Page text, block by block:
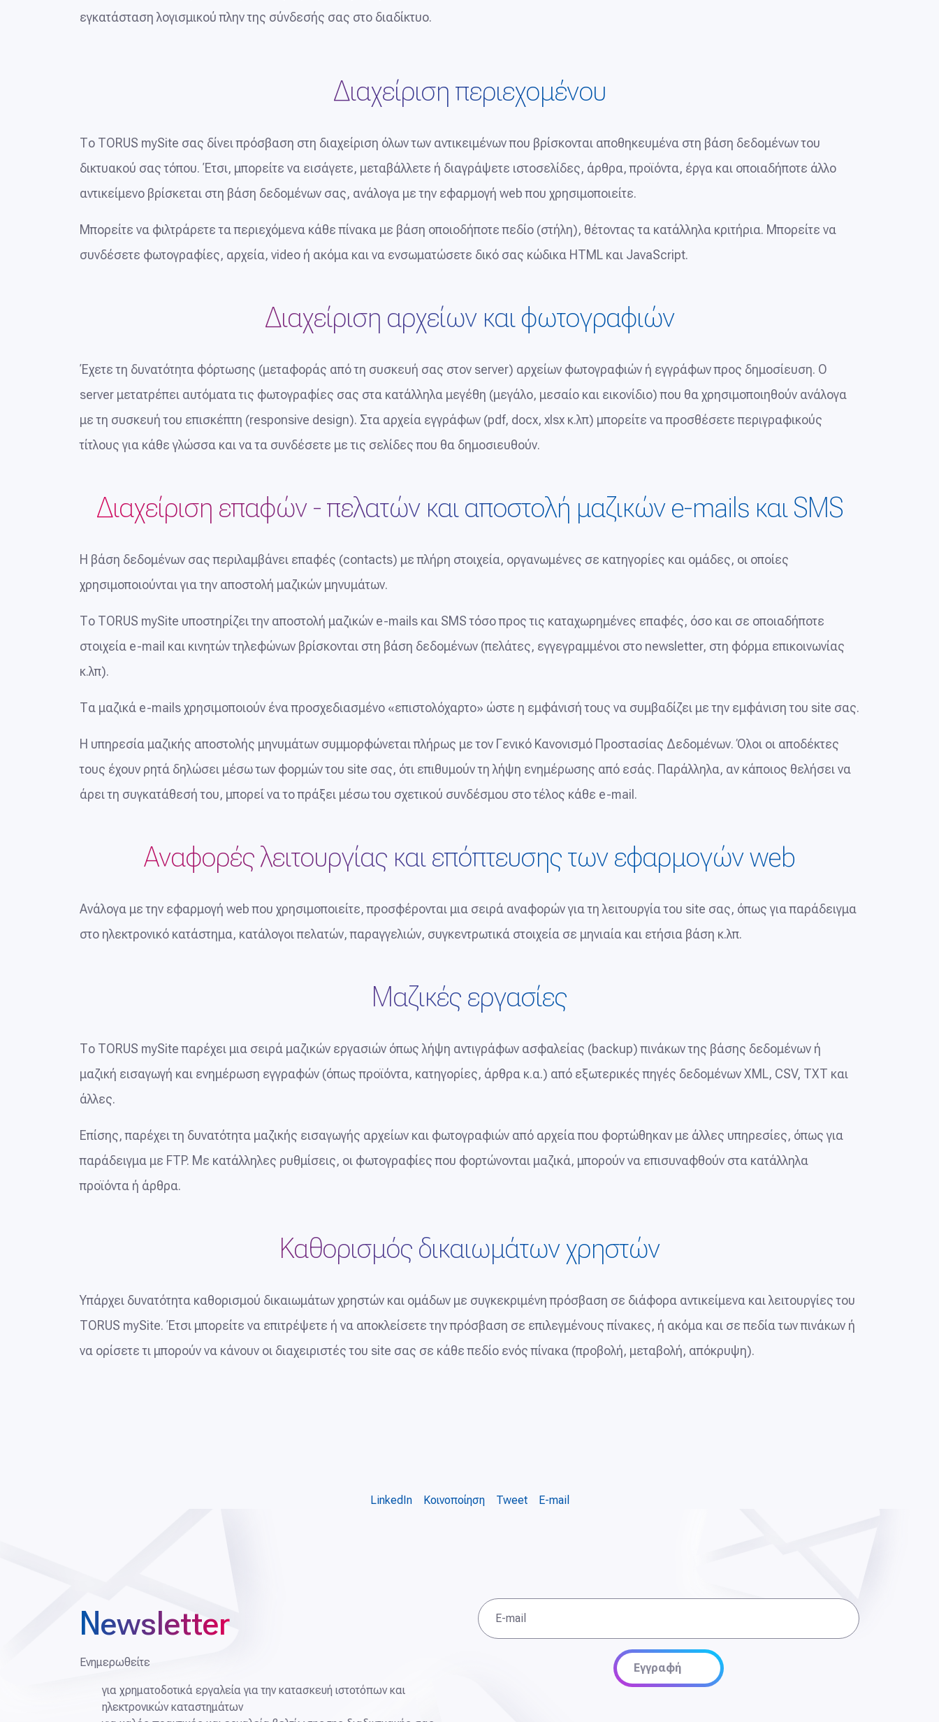
εγκατάσταση λογισμικού πλην της σύνδεσής σας στο διαδίκτυο.
Διαχείριση περιεχομένου
Το TORUS mySite σας δίνει πρόσβαση στη διαχείριση όλων των αντικειμένων που βρίσκονται αποθηκευμένα στη βάση δεδομένων του
δικτυακού σας τόπου. Έτσι, μπορείτε να εισάγετε, μεταβάλλετε ή διαγράψετε ιστοσελίδες, άρθρα, προϊόντα, έργα και οποιαδήποτε άλλο
αντικείμενο βρίσκεται στη βάση δεδομένων σας, ανάλογα με την εφαρμογή web που χρησιμοποιείτε.
Μπορείτε να φιλτράρετε τα περιεχόμενα κάθε πίνακα με βάση οποιοδήποτε πεδίο (στήλη), θέτοντας τα κατάλληλα κριτήρια. Μπορείτε να
συνδέσετε φωτογραφίες, αρχεία, video ή ακόμα και να ενσωματώσετε δικό σας κώδικα HTML και JavaScript.
Διαχείριση αρχείων και φωτογραφιών
Έχετε τη δυνατότητα φόρτωσης (μεταφοράς από τη συσκευή σας στον server) αρχείων φωτογραφιών ή εγγράφων προς δημοσίευση. Ο
server μετατρέπει αυτόματα τις φωτογραφίες σας στα κατάλληλα μεγέθη (μεγάλο, μεσαίο και εικονίδιο) που θα χρησιμοποιηθούν ανάλογα
με τη συσκευή του επισκέπτη (responsive design). Στα αρχεία εγγράφων (pdf, docx, xlsx κ.λπ) μπορείτε να προσθέσετε περιγραφικούς
τίτλους για κάθε γλώσσα και να τα συνδέσετε με τις σελίδες που θα δημοσιευθούν.
Διαχείριση επαφών - πελατών και αποστολή μαζικών e-mails και SMS
Η βάση δεδομένων σας περιλαμβάνει επαφές (contacts) με πλήρη στοιχεία, οργανωμένες σε κατηγορίες και ομάδες, οι οποίες
χρησιμοποιούνται για την αποστολή μαζικών μηνυμάτων.
Το TORUS mySite υποστηρίζει την αποστολή μαζικών e-mails και SMS τόσο προς τις καταχωρημένες επαφές, όσο και σε οποιαδήποτε
στοιχεία e-mail και κινητών τηλεφώνων βρίσκονται στη βάση δεδομένων (πελάτες, εγγεγραμμένοι στο newsletter, στη φόρμα επικοινωνίας
κ.λπ).
Τα μαζικά e-mails χρησιμοποιούν ένα προσχεδιασμένο «επιστολόχαρτο» ώστε η εμφάνισή τους να συμβαδίζει με την εμφάνιση του site σας.
Η υπηρεσία μαζικής αποστολής μηνυμάτων συμμορφώνεται πλήρως με τον Γενικό Κανονισμό Προστασίας Δεδομένων. Όλοι οι αποδέκτες
τους έχουν ρητά δηλώσει μέσω των φορμών του site σας, ότι επιθυμούν τη λήψη ενημέρωσης από εσάς. Παράλληλα, αν κάποιος θελήσει να
άρει τη συγκατάθεσή του, μπορεί να το πράξει μέσω του σχετικού συνδέσμου στο τέλος κάθε e-mail.
Αναφορές λειτουργίας και επόπτευσης των εφαρμογών web
Ανάλογα με την εφαρμογή web που χρησιμοποιείτε, προσφέρονται μια σειρά αναφορών για τη λειτουργία του site σας, όπως για παράδειγμα
στο ηλεκτρονικό κατάστημα, κατάλογοι πελατών, παραγγελιών, συγκεντρωτικά στοιχεία σε μηνιαία και ετήσια βάση κ.λπ.
Μαζικές εργασίες
Το TORUS mySite παρέχει μια σειρά μαζικών εργασιών όπως λήψη αντιγράφων ασφαλείας (backup) πινάκων της βάσης δεδομένων ή
μαζική εισαγωγή και ενημέρωση εγγραφών (όπως προϊόντα, κατηγορίες, άρθρα κ.α.) από εξωτερικές πηγές δεδομένων XML, CSV, TXT και
άλλες.
Επίσης, παρέχει τη δυνατότητα μαζικής εισαγωγής αρχείων και φωτογραφιών από αρχεία που φορτώθηκαν με άλλες υπηρεσίες, όπως για
παράδειγμα με FTP. Με κατάλληλες ρυθμίσεις, οι φωτογραφίες που φορτώνονται μαζικά, μπορούν να επισυναφθούν στα κατάλληλα
προϊόντα ή άρθρα.
Καθορισμός δικαιωμάτων χρηστών
Υπάρχει δυνατότητα καθορισμού δικαιωμάτων χρηστών και ομάδων με συγκεκριμένη πρόσβαση σε διάφορα αντικείμενα και λειτουργίες του
TORUS mySite. Έτσι μπορείτε να επιτρέψετε ή να αποκλείσετε την πρόσβαση σε επιλεγμένους πίνακες, ή ακόμα και σε πεδία των πινάκων ή
να ορίσετε τι μπορούν να κάνουν οι διαχειριστές του site σας σε κάθε πεδίο ενός πίνακα (προβολή, μεταβολή, απόκρυψη).
LinkedIn Κοινοποίηση Tweet E-mail
Newsletter
Ενημερωθείτε
για χρηματοδοτικά εργαλεία για την κατασκευή ιστοτόπων και
ηλεκτρονικών καταστημάτων
E-mail
Εγγραφή